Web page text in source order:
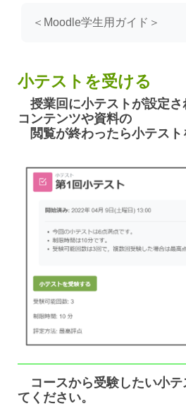
＜Moodle学生用ガイド＞
小テストを受ける
授業回に小テストが設定さ
コンテンツや資料の
閲覧が終わったら小テスト
コースから受験したい小テ
てください。